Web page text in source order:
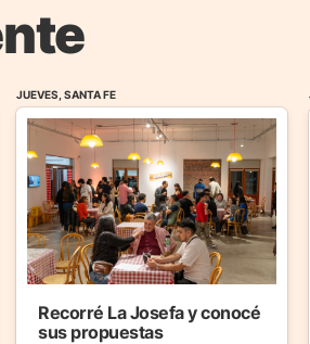
JUEVES, SANTA FE
Recorré La Josefa y conocé
sus propuestas